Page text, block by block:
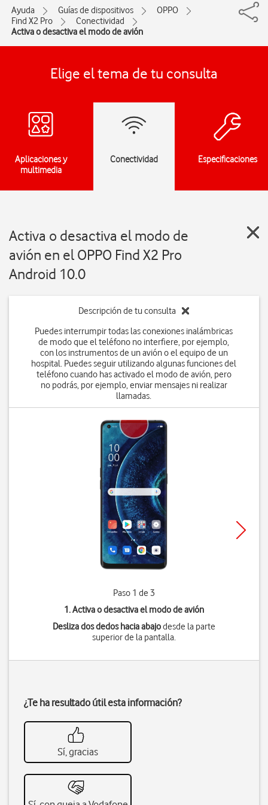
Ayuda Guías de dispositivos
OPPO
Find X2 Pro
Conectividad
Activa o desactiva el modo de avión
Elige el tema de tu consulta
Aplicaciones y
multimedia
Conectividad Especificaciones
Activa o desactiva el modo de
avión en el OPPO Find X2 Pro
Android 10.0
Descripción de tu consulta
Puedes interrumpir todas las conexiones inalámbricas
de modo que el teléfono no interfiere, por ejemplo,
con los instrumentos de un avión o el equipo de un
hospital. Puedes seguir utilizando algunas funciones del
teléfono cuando has activado el modo de avión, pero
no podrás, por ejemplo, enviar mensajes ni realizar
llamadas.
Paso 1 de 3
1. Activa o desactiva el modo de avión
Desliza dos dedos hacia abajodesde la parte
superior de la pantalla.
¿Te ha resultado útil esta información?
Sí, gracias